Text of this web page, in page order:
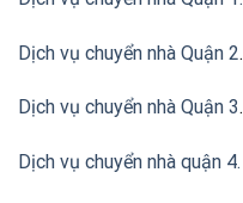
Dịch vụ chuyển nhà Quận 2.
Dịch vụ chuyển nhà Quận 3.
Dịch vụ chuyển nhà quận 4.